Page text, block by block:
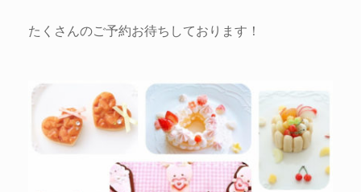
たくさんのご予約お待ちしております！